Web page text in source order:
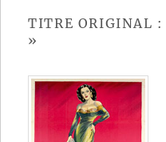
TITRE ORIGINAL :
»